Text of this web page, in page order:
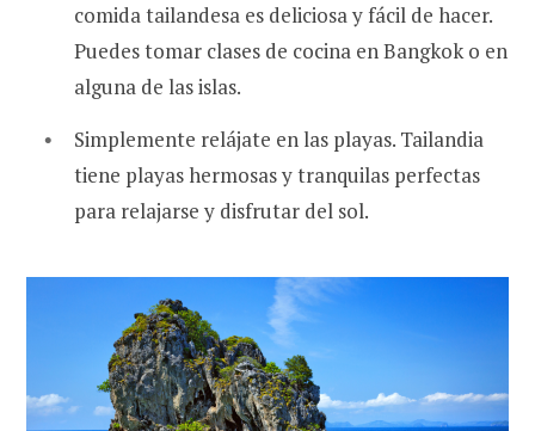
comida tailandesa es deliciosa y fácil de hacer.
Puedes tomar clases de cocina en Bangkok o en
alguna de las islas.
Simplemente relájate en las playas. Tailandia
tiene playas hermosas y tranquilas perfectas
para relajarse y disfrutar del sol.